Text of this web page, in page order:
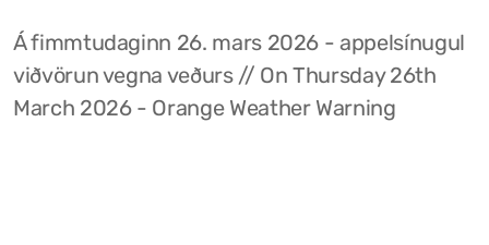
Á fimmtudaginn 26. mars 2026 - appelsínugul
viðvörun vegna veðurs // On Thursday 26th
March 2026 - Orange Weather Warning